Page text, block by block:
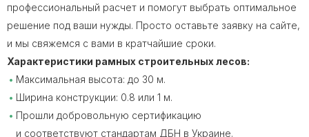
профессиональный расчет и помогут выбрать оптимальное
решение под ваши нужды. Просто оставьте заявку на сайте,
и мы свяжемся с вами в кратчайшие сроки.
Характеристики рамных строительных лесов:
Максимальная высота: до 30 м.
Ширина конструкции: 0.8 или 1 м.
Прошли добровольную сертификацию
и соответствуют стандартам ДБН в Украине.